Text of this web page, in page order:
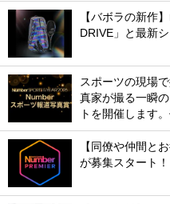
【バボラの新作
DRIVE」と最新
スポーツの現場
真家が撮る一瞬
トを開催します
【同僚や仲間と
が募集スタート！